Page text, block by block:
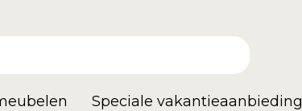
Speciale vakantieaanbieding